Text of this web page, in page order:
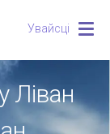
Увайсці
Ліван